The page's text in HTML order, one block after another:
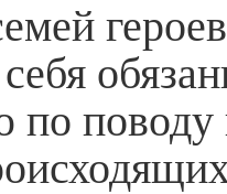
по поводу